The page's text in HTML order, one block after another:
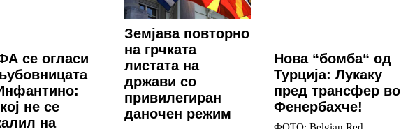
се огласи
не се
на
Земјава повторно
на грчката
листата на
држави со
привилегиран
даночен режим
Нова “бомба“ од
Турција: Лукаку
пред трансфер во
Фенербахче!